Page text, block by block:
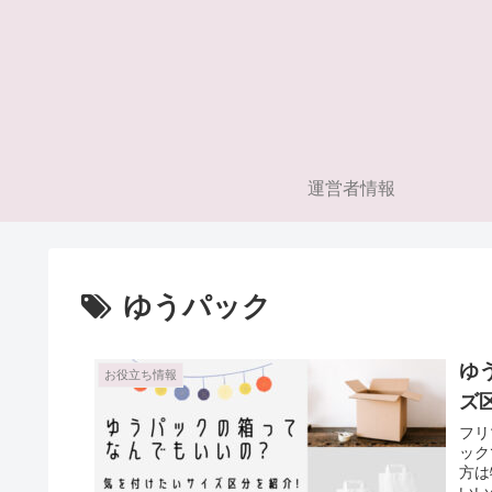
運営者情報
ゆうパック
お役立ち情報
ゆ
ズ
フ
ッ
方